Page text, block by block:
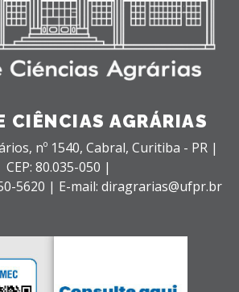
CIÊNCIAS AGRÁRIAS
nº 1540, Cabral, Curitiba - PR |
CEP: 80.035-050 |
5620 | E-mail: diragrarias@ufpr.br